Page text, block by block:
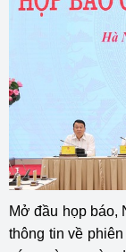
Mở đầu họp báo,
thông tin về